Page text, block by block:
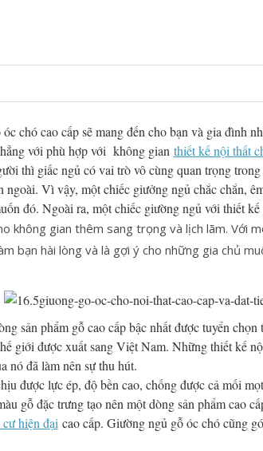
chó cao cấp sẽ mang đến cho bạn và gia đình
với phù hợp với không gian thiết kế nội thất
thì giấc ngủ có vai trò vô cùng quan trọng
ngoài. Vì vậy, một chiếc giưởng ngủ chắc chắn,
đó. Ngoài ra, một chiếc giường ngủ với thiết
không gian thêm sang trọng và lịch lãm. Với
bạn hài lòng và là gợi ý cho những gia chủ
sản phẩm gỗ cao cấp bậc nhất được tuyển
giới được xuất sang Việt Nam. Những thiết kế
nó đã làm nên sự thu hút.
được lực ép, độ bền cao, chống được cả mối
gỗ đặc trưng tạo nên một dòng sản phẩm cao
hiện đại cao cấp. Giường ngủ gỗ óc chó cũng